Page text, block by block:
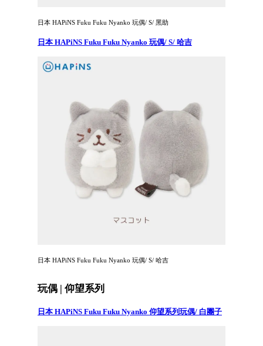
日本 HAPiNS Fuku Fuku Nyanko 玩偶/ S/ 黑助
日本 HAPiNS Fuku Fuku Nyanko 玩偶/ S/ 哈吉
日本 HAPiNS Fuku Fuku Nyanko 玩偶/ S/ 哈吉
玩偶 | 仰望系列
日本 HAPiNS Fuku Fuku Nyanko 仰望系列玩偶/ 白團子